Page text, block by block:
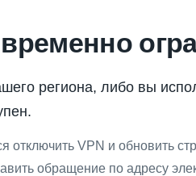
региона, либо вы
отключить VPN и обновить
обращение по адресу